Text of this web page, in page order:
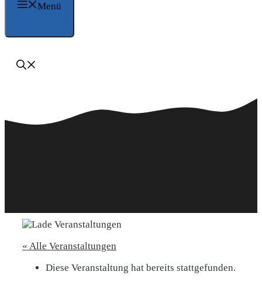
Menü
« Alle Veranstaltungen
Diese Veranstaltung hat bereits stattgefunden.